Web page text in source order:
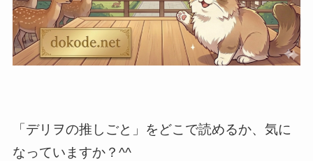
「デリヲの推しごと」をどこで読めるか、気に
なっていますか？^^